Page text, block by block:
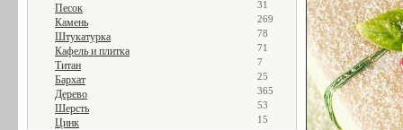
Песок 31
Камень 269
Штукатурка 78
Кафель и плитка 71
Титан 7
Бархат 25
Дерево 365
Шерсть 53
Цинк 15